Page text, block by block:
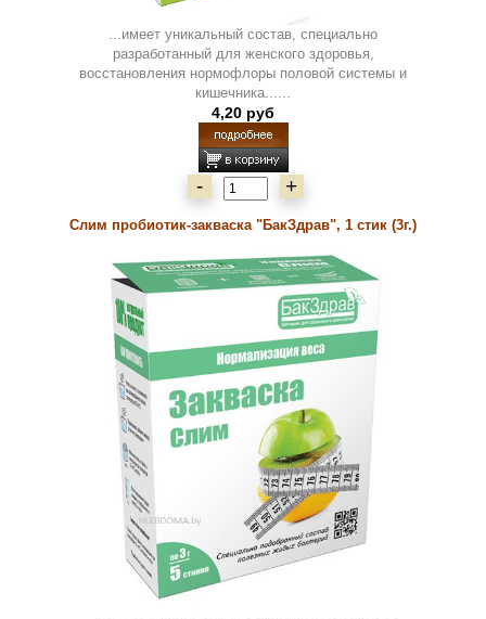
...имеет уникальный состав, специально
разработанный для женского здоровья,
восстановления нормофлоры половой системы и
кишечника......
4,20 руб
- +
Слим пробиотик-закваска "БакЗдрав", 1 стик (3г.)